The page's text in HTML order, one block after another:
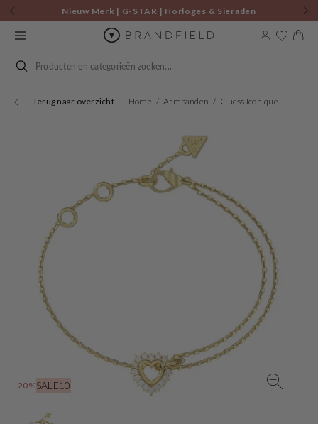
Skip to
content
Nieuw Merk | G-STAR | Horloges & Sieraden
Cart
Search
Terug naar overzicht Home Armbanden Guess Iconique Gold Bracelet JUBB05534JWYGS
-20%SALE10